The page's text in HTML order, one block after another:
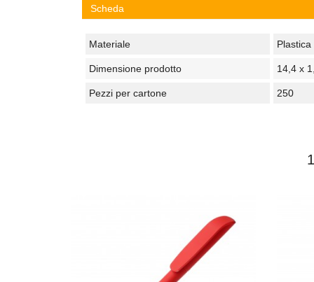
Scheda
Materiale Plastica
Dimensione prodotto 14,4 x
Pezzi per cartone 250